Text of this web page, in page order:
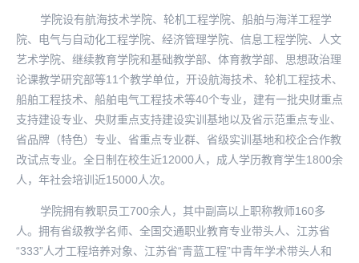
学院设有航海技术学院、轮机工程学院、船舶与海洋工程学
院、电气与自动化工程学院、经济管理学院、信息工程学院、人文
艺术学院、继续教育学院和基础教学部、体育教学部、思想政治理
论课教学研究部等11个教学单位，开设航海技术、轮机工程技术、
船舶工程技术、船舶电气工程技术等40个专业，建有一批央财重点
支持建设专业、央财重点支持建设实训基地以及省示范重点专业、
省品牌（特色）专业、省重点专业群、省级实训基地和校企合作教
改试点专业。全日制在校生近12000人，成人学历教育学生1800余
人，年社会培训近15000人次。
学院拥有教职员工700余人，其中副高以上职称教师160多
人。拥有省级教学名师、全国交通职业教育专业带头人、江苏省
“333”人才工程培养对象、江苏省“青蓝工程”中青年学术带头人和